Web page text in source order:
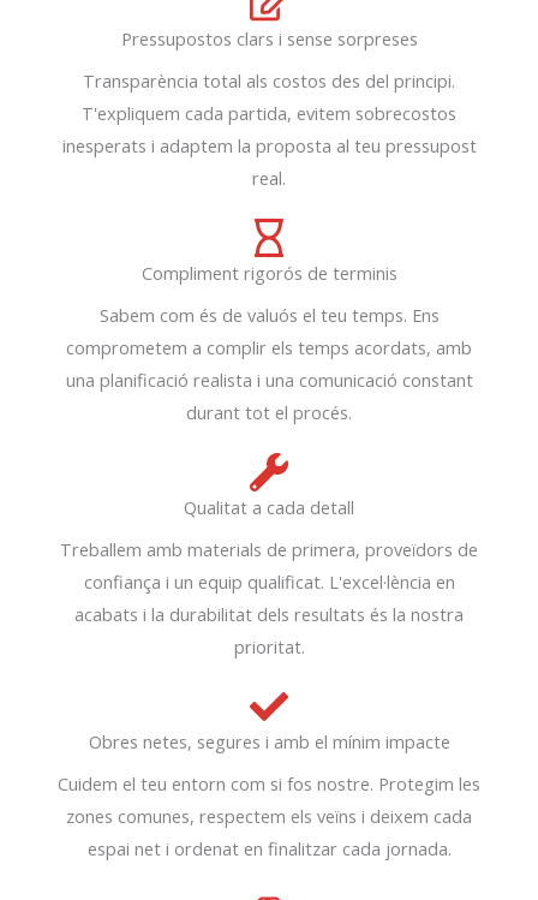
Pressupostos clars i sense sorpreses
Transparència total als costos des del principi.
T'expliquem cada partida, evitem sobrecostos
inesperats i adaptem la proposta al teu pressupost
real.
Compliment rigorós de terminis
Sabem com és de valuós el teu temps. Ens
comprometem a complir els temps acordats, amb
una planificació realista i una comunicació constant
durant tot el procés.
Qualitat a cada detall
Treballem amb materials de primera, proveïdors de
confiança i un equip qualificat. L'excel·lència en
acabats i la durabilitat dels resultats és la nostra
prioritat.
Obres netes, segures i amb el mínim impacte
Cuidem el teu entorn com si fos nostre. Protegim les
zones comunes, respectem els veïns i deixem cada
espai net i ordenat en finalitzar cada jornada.